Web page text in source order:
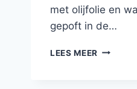
met olijfolie en
gepoft in de…
LEES MEER QUINOA